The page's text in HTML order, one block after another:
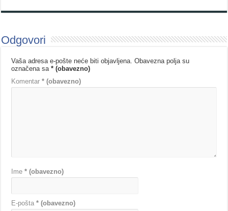
Odgovori
Vaša adresa e-pošte neće biti objavljena. Obavezna polja su
označena sa* (obavezno)
Komentar* (obavezno)
Ime* (obavezno)
E-pošta* (obavezno)